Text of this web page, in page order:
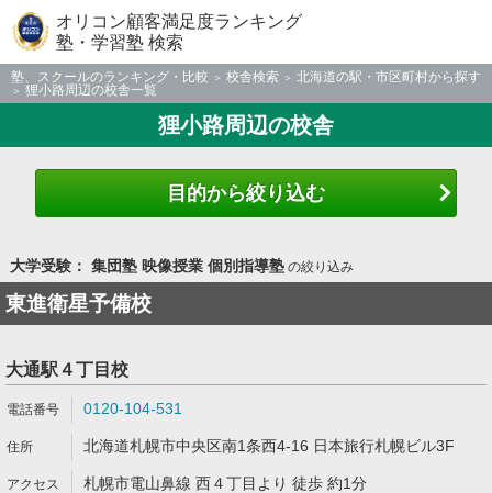
オリコン顧客満足度ランキング
塾・学習塾 検索
塾、スクールのランキング・比較 校舎検索
北海道の駅・市区町村から探す
狸小路周辺の校舎一覧
狸小路周辺の校舎
目的から絞り込む
大学受験： 集団塾 映像授業 個別指導塾の絞り込み
東進衛星予備校
大通駅４丁目校
0120-104-531
北海道札幌市中央区南1条西4-16 日本旅行札幌ビル3F
札幌市電山鼻線 西４丁目より 徒歩 約1分